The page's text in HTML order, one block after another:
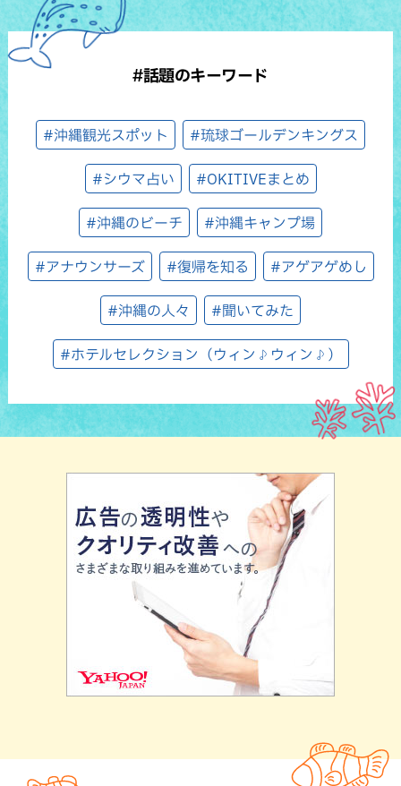
#話題のキーワード
#沖縄観光スポット #琉球ゴールデンキングス
#シウマ占い #OKITIVEまとめ
#沖縄のビーチ #沖縄キャンプ場
#アナウンサーズ #復帰を知る #アゲアゲめし
#沖縄の人々 #聞いてみた
#ホテルセレクション（ウィン♪ウィン♪）